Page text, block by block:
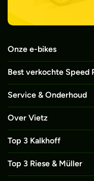
Onze e-bikes
Best verkochte Speed
Service & Onderhoud
Over Vietz
Top 3 Kalkhoff
Top 3 Riese & Müller